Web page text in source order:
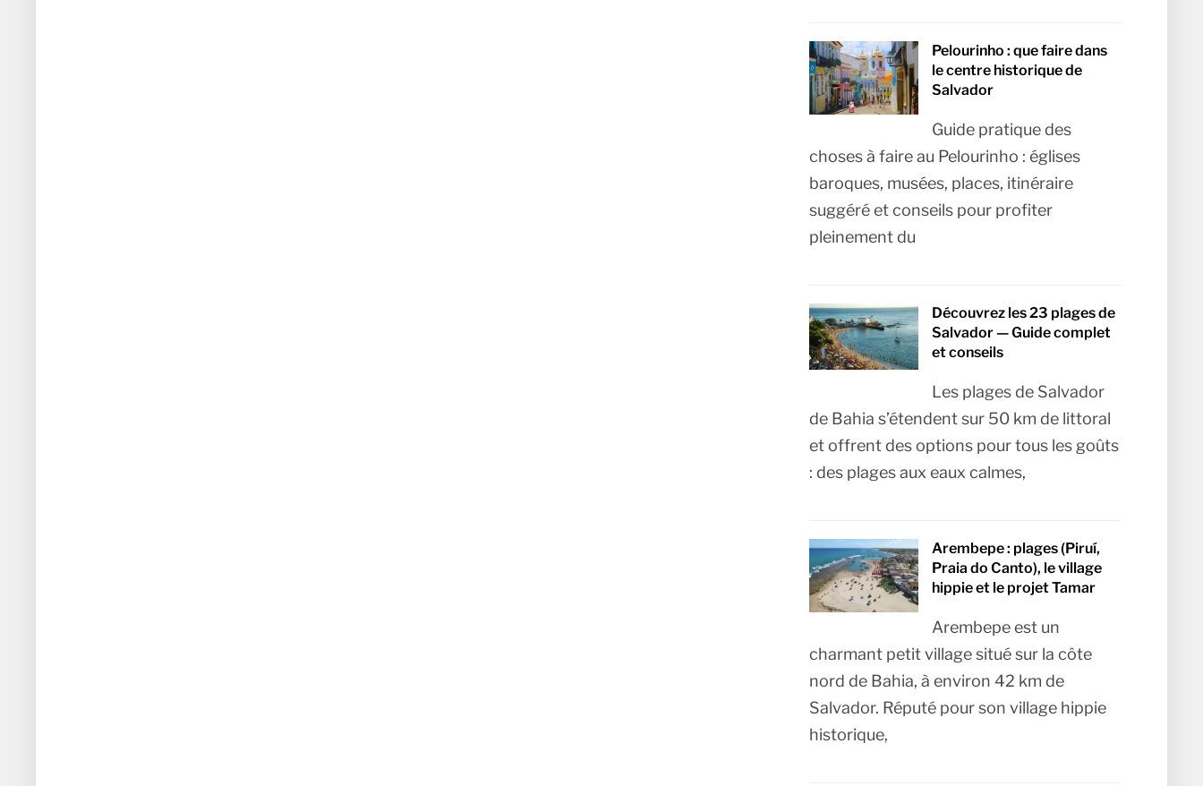
Pelourinho : que faire dans
le centre historique de
Salvador
Guide pratique des
choses à faire au Pelourinho : églises
baroques, musées, places, itinéraire
suggéré et conseils pour profiter
pleinement du
Découvrez les 23 plages de
Salvador — Guide complet
et conseils
Les plages de Salvador
de Bahia s’étendent sur 50 km de littoral
et offrent des options pour tous les goûts
: des plages aux eaux calmes,
Arembepe : plages (Piruí,
Praia do Canto), le village
hippie et le projet Tamar
Arembepe est un
charmant petit village situé sur la côte
nord de Bahia, à environ 42 km de
Salvador. Réputé pour son village hippie
historique,